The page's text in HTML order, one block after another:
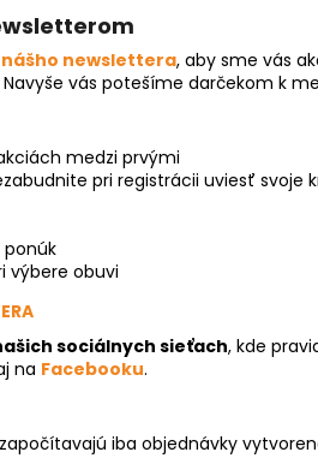
newslettera, aby sme vás
vás potešíme darčekom k
medzi prvými
pri registrácii uviesť
výbere obuvi
sociálnych sieťach, kde
na Facebooku.
iba objednávky